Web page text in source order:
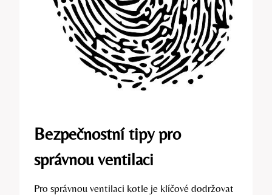
Bezpečnostní tipy pro
správnou ventilaci
Pro správnou ventilaci kotle je klíčové dodržovat